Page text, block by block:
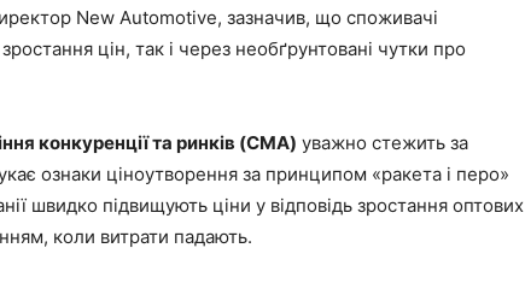
New Automotive, зазначив, що споживачі
цін, так і через необґрунтовані чутки про
конкуренції та ринків (CMA) уважно стежить за
ознаки ціноутворення за принципом «ракета і перо»
швидко підвищують ціни у відповідь зростання оптових
коли витрати падають.